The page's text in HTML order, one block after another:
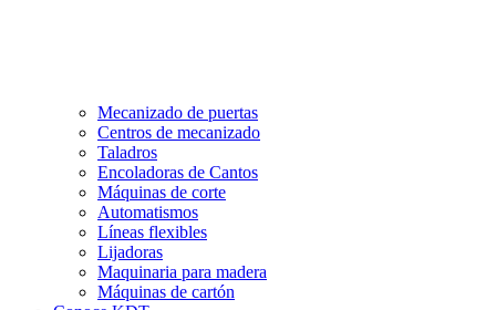
Mecanizado de puertas
Centros de mecanizado
Taladros
Encoladoras de Cantos
Máquinas de corte
Automatismos
Líneas flexibles
Lijadoras
Maquinaria para madera
Máquinas de cartón